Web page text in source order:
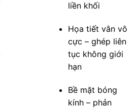
liền khối
Họa tiết vân vô
cực – ghép liên
tục không giới
hạn
Bề mặt bóng
kính – phản